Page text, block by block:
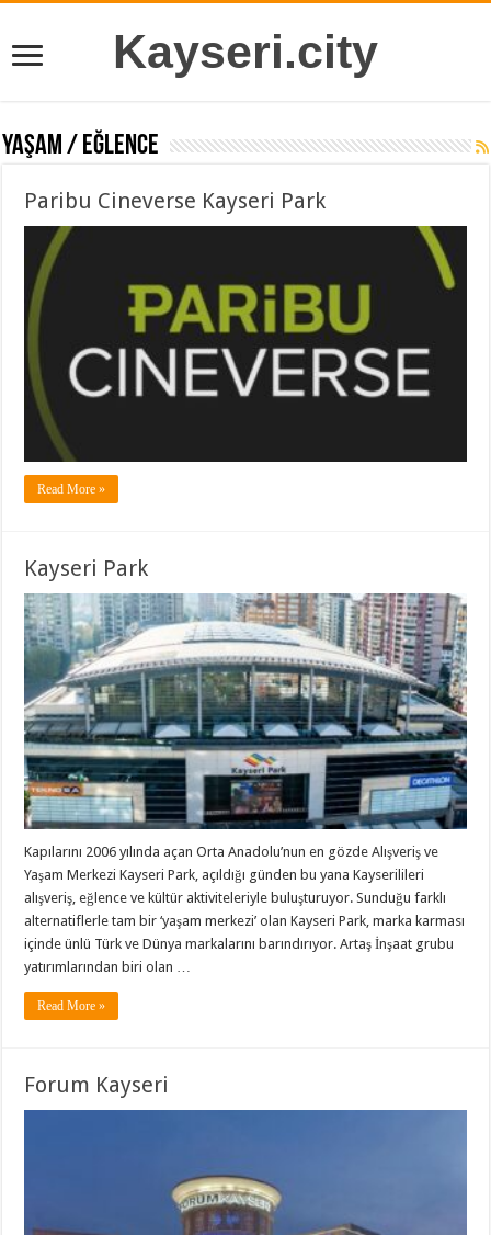
Kayseri.city
Yaşam / Eğlence
Paribu Cineverse Kayseri Park
Read More »
Kayseri Park
Kapılarını 2006 yılında açan Orta Anadolu’nun en gözde Alışveriş ve
Yaşam Merkezi Kayseri Park, açıldığı günden bu yana Kayserilileri
alışveriş, eğlence ve kültür aktiviteleriyle buluşturuyor. Sunduğu farklı
alternatiflerle tam bir ‘yaşam merkezi’ olan Kayseri Park, marka karması
içinde ünlü Türk ve Dünya markalarını barındırıyor. Artaş İnşaat grubu
yatırımlarından biri olan …
Read More »
Forum Kayseri